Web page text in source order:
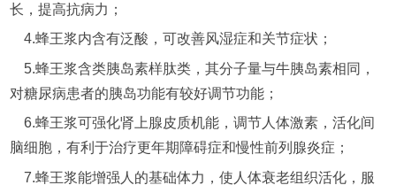
长，提高抗病力；
4.蜂王浆内含有泛酸，可改善风湿症和关节症状；
5.蜂王浆含类胰岛素样肽类，其分子量与牛胰岛素相同，
对糖尿病患者的胰岛功能有较好调节功能；
6.蜂王浆可强化肾上腺皮质机能，调节人体激素，活化间
脑细胞，有利于治疗更年期障碍症和慢性前列腺炎症；
7.蜂王浆能增强人的基础体力，使人体衰老组织活化，服